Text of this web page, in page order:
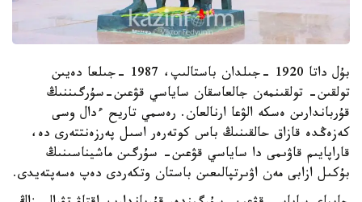
بۇل داتا 1920 -جىلدان باستالىپ، 1987 -جىلعا دەيىن
تولقىن- تولقىنمەن جالعاسقان ساياسي قۋعىن-سۇرگىننىڭ
قۇرباندارىن ەسكە الۋعا ارنالعان. رەسمي تاريح ءدال وسى
كەزەڭدە قازاق حالقىنىڭ باس كوتەرەر اسىل پەرزەنتتەرى دە،
قاراپايىم قاۋىمى دا ساياسي قۋعىن- سۇرگىن ماشيناسىنىڭ
بۇكىل ازابى مەن اۋىرتپالىعىن باستان وتكەردى دەپ ەسەپتەيدى.